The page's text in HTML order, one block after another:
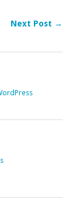
Next Post →